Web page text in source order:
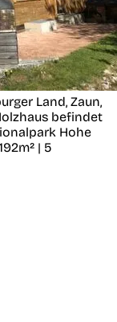
Land, Zaun,
befindet
Hohe
| 5